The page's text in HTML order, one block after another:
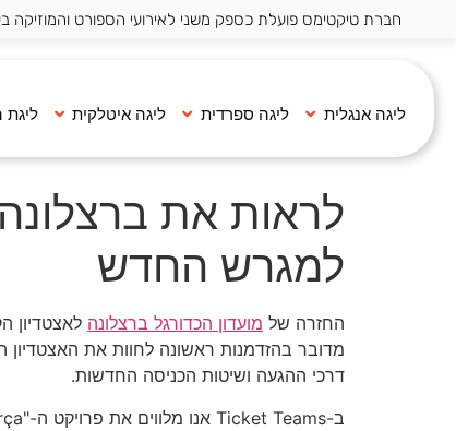
חברת טיקטימס פועלת כספק משני לאירועי הספורט והמוזיקה
ליגה אנגלית ליגה ספרדית ליגה איטלקית ליגת
לראות את
למגרש החדש
החזרה של מועדון הכדורגל ברצלונה לאצטדיון
מדובר בהזדמנות ראשונה לחוות את האצטדיון
דרכי ההגעה ושיטות הכניסה החדשות.